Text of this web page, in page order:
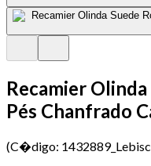
Recamier
Pés Chanfrado
(C�digo: